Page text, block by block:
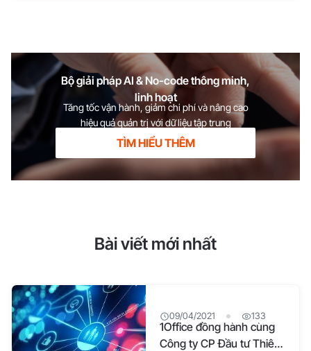
Bộ giải pháp AI & No-code thông minh,
linh hoạt
Tăng tốc vận hành, giảm chi phí và nâng cao
hiệu quả quản trị với dữ liệu tập trung
TÌM HIỂU THÊM
Bài viết mới nhất
09/04/2021 133
1Office đồng hành cùng
Công ty CP Đầu tư Thiên